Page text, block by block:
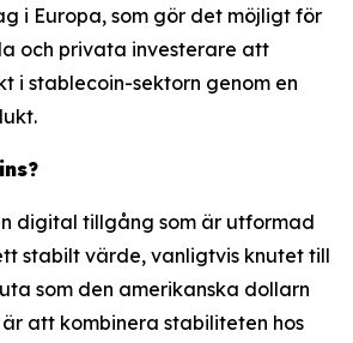
i Europa, som gör det möjligt för
och privata investerare att
i stablecoin-sektorn genom en
digital tillgång som är utformad
stabilt värde, vanligtvis knutet till
som den amerikanska dollarn
att kombinera stabiliteten hos